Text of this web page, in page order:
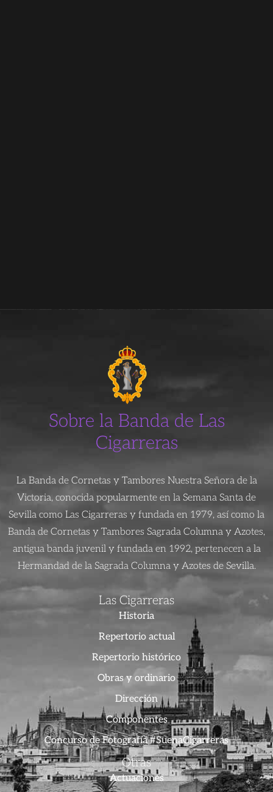
Sobre la Banda de Las
Cigarreras
La Banda de Cornetas y Tambores Nuestra Señora de la
Victoria, conocida popularmente en la Semana Santa de
Sevilla como Las Cigarreras y fundada en 1979, así como la
Banda de Cornetas y Tambores Sagrada Columna y Azotes,
antigua banda juvenil y fundada en 1992, pertenecen a la
Hermandad de la Sagrada Columna y Azotes de Sevilla.
Las Cigarreras
Historia
Repertorio actual
Repertorio histórico
Obras y ordinario
Dirección
Componentes
Concurso de Fotografía #SuenaCigarreras
Otras
Actuaciones